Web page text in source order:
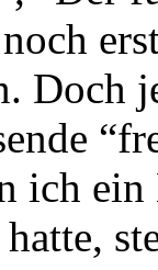
Doch
ich